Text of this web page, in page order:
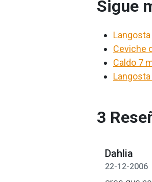
Sigue
Ceviche
Caldo 7
3
Dahlia
22-12-2006